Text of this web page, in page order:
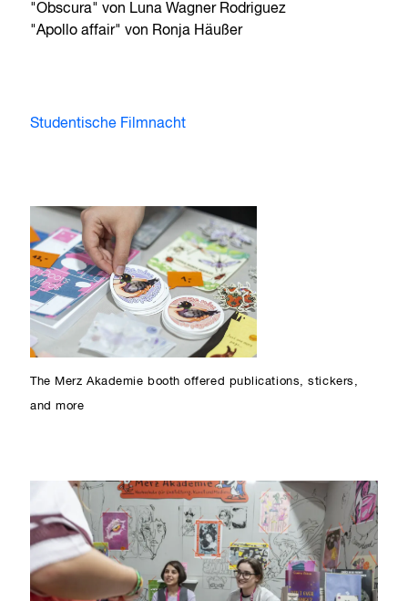
"Obscura" von Luna Wagner Rodriguez
"Apollo affair" von Ronja Häußer
Studentische Filmnacht
The Merz Akademie booth offered publications, stickers,
and more